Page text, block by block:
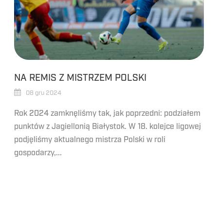
NA REMIS Z MISTRZEM POLSKI
08 gru 2024
Rok 2024 zamknęliśmy tak, jak poprzedni: podziałem
punktów z Jagiellonią Białystok. W 18. kolejce ligowej
podjęliśmy aktualnego mistrza Polski w roli
gospodarzy,...